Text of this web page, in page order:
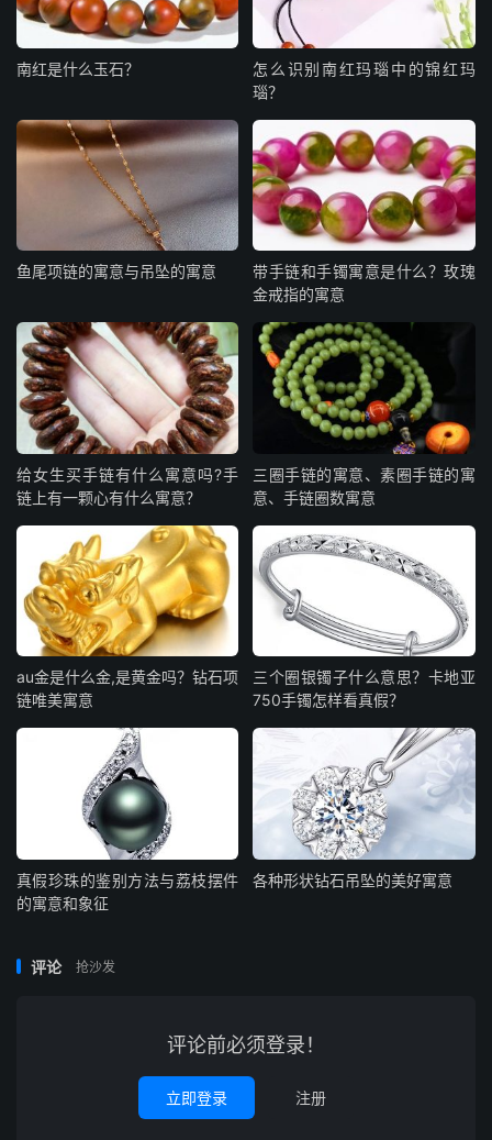
南红是什么玉石？
怎么识别南红玛瑙中的锦红玛
瑙？
鱼尾项链的寓意与吊坠的寓意
带手链和手镯寓意是什么？玫瑰
金戒指的寓意
给女生买手链有什么寓意吗?手
链上有一颗心有什么寓意？
三圈手链的寓意、素圈手链的寓
意、手链圈数寓意
au金是什么金,是黄金吗？钻石项
链唯美寓意
三个圈银镯子什么意思？卡地亚
750手镯怎样看真假？
真假珍珠的鉴别方法与荔枝摆件
的寓意和象征
各种形状钻石吊坠的美好寓意
评论 抢沙发
评论前必须登录！
立即登录 注册